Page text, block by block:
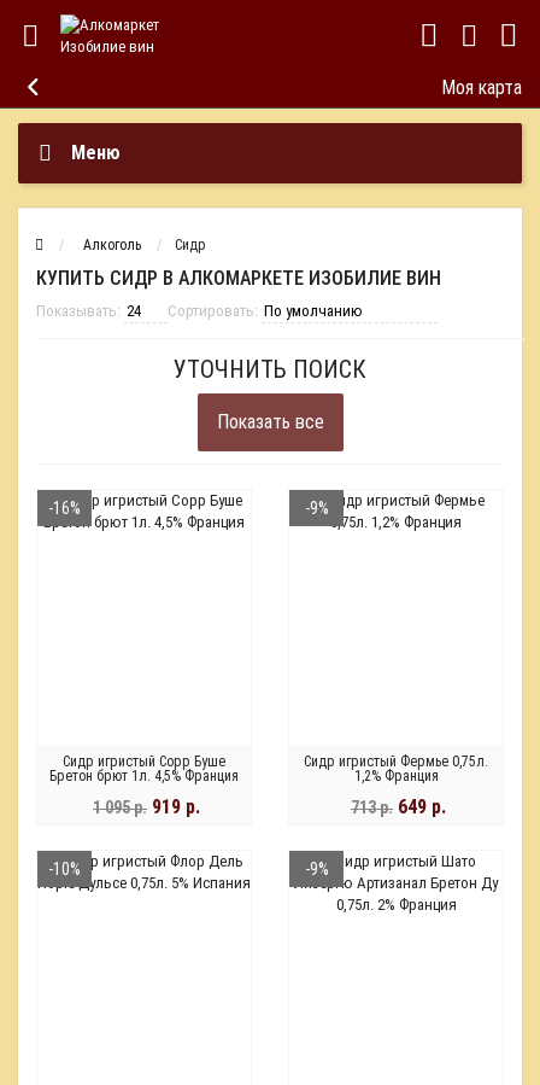
Моя карта
Меню
Алкоголь Сидр
КУПИТЬ СИДР В АЛКОМАРКЕТЕ ИЗОБИЛИЕ ВИН
Показывать: Сортировать:
УТОЧНИТЬ ПОИСК
Показать все
-16%
Сидр игристый Сорр Буше
Бретон брют 1л. 4,5% Франция
1 095 р. 919 р.
-9%
Сидр игристый Фермье 0,75л.
1,2% Франция
713 р. 649 р.
-10% -9%